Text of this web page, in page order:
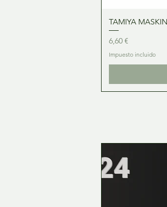
TAMIYA
Precio
6,60 €
Impuesto incluido